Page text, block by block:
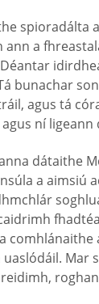
spioradálta
ann a
bunachar
agus tá
ní
dátaithe
a aimsiú
Mar